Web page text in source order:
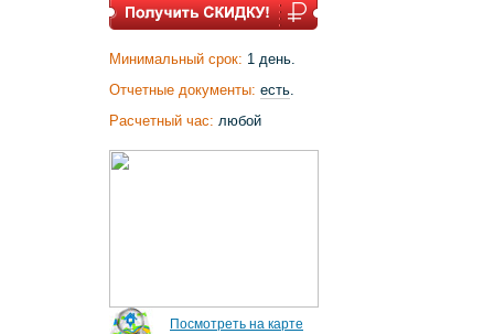
Минимальный срок: 1 день.
Отчетные документы: есть
Расчетный час: любой
Посмотреть на карте